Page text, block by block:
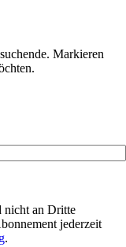
Markieren
nicht an Dritte
jederzeit
.